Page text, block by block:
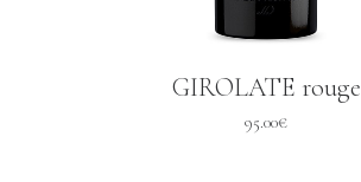
GIROLATE rouge
95.00€